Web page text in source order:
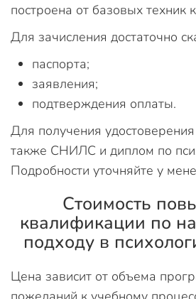
построена от базовых техник
Для зачисления достаточно
паспорта;
заявления;
подтверждения оплаты.
Для получения удостоверения
также СНИЛС и диплом по
Подробности уточняйте у
Стоимость
квалификации по
подходу в
Цена зависит от объема